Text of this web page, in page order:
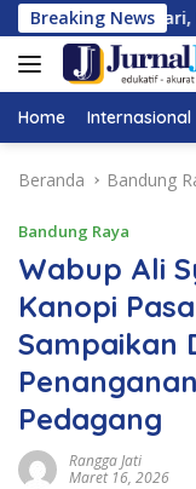
Langsung
ke
konten
Breaking News
Cisondari,
Home Internasional
Beranda Bandung
Bandung Raya
Wabup Ali
Kanopi
Sampaikan
Pedagang
Rangga Jati
Maret 16, 2026